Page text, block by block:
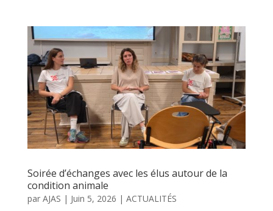
Soirée d’échanges avec les élus autour de la
condition animale
par AJAS | Juin 5, 2026 | ACTUALITÉS